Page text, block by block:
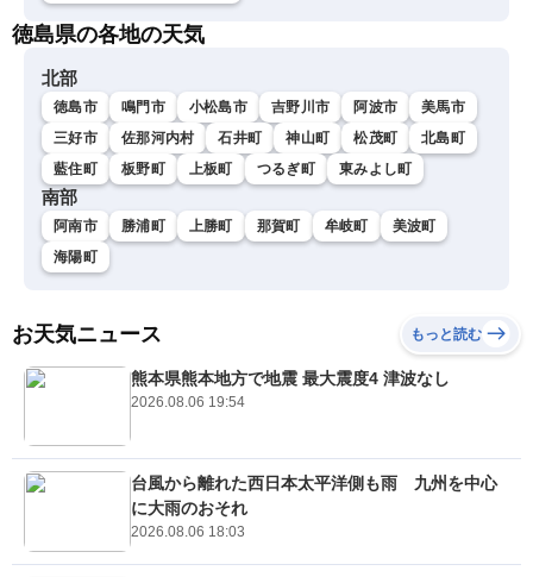
徳島県の各地の天気
北部
徳島市 鳴門市 小松島市 吉野川市 阿波市
美馬市
三好市
佐那河内村 石井町 神山町 松茂町
北島町
藍住町
板野町 上板町 つるぎ町 東みよし町
南部
阿南市 勝浦町 上勝町 那賀町 牟岐町
美波町
海陽町
お天気ニュース もっと読む
熊本県熊本地方で地震 最大震度4 津波なし
2026.08.06 19:54
台風から離れた西日本太平洋側も雨 九州を中心
に大雨のおそれ
2026.08.06 18:03